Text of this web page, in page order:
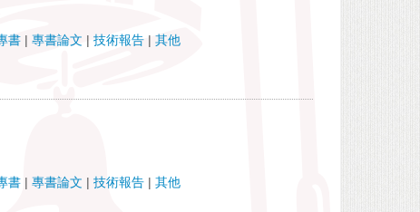
書 | 專書論文 | 技術報告 | 其他
書 | 專書論文 | 技術報告 | 其他